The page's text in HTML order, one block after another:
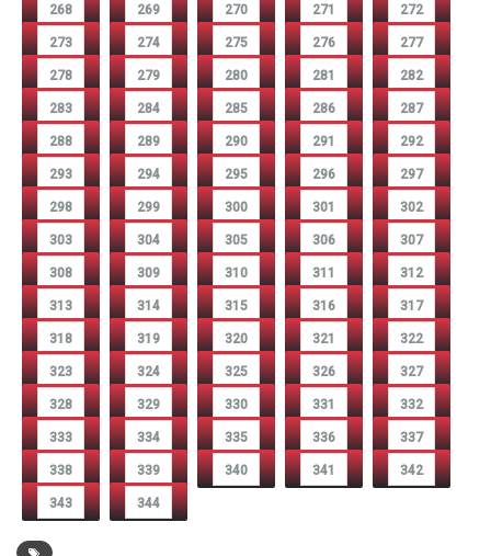
268 269 270 271 272
273 274 275 276 277
278 279 280 281 282
283 284 285 286 287
288 289 290 291 292
293 294 295 296 297
298 299 300 301 302
303 304 305 306 307
308 309 310 311 312
313 314 315 316 317
318 319 320 321 322
323 324 325 326 327
328 329 330 331 332
333 334 335 336 337
338 339 340 341 342
343 344